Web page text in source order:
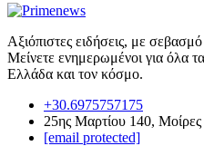
Αξιόπιστες ειδήσεις, με
Μείνετε ενημερωμένοι για όλα
Ελλάδα και τον κόσμο.
+30.6975757175
25ης Μαρτίου 140,
[email protected]